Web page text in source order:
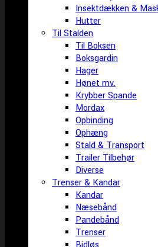
Insektdækken &
Hutter
Til Stalden
Til Boksen
Boksgardin
Hager
Hønet mv.
Krybber Spande
Mordax
Opbinding
Ophæng
Stald & Transport
Trailer Tilbehør
Diverse
Trenser & Kandar
Kandar
Næsebånd
Pandebånd
Trenser